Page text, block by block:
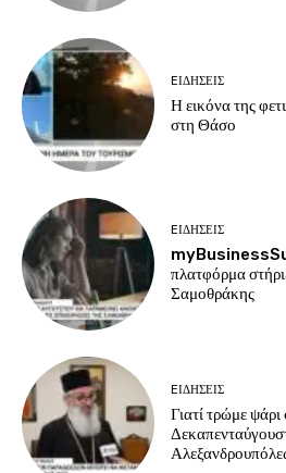
EΙΔΗΣΕΙΣ
Η εικόνα της
στη Θάσο
EΙΔΗΣΕΙΣ
πλατφόρμα
Σαμοθράκης
EΙΔΗΣΕΙΣ
Γιατί τρώμε